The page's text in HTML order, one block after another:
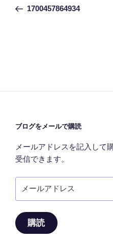
ナ
の
1700457864934
ブログをメールで購読
メールアドレスを記入して
受信できます。
ー
ア
ド
購読